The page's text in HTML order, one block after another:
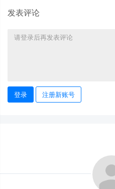
发表评论
登录 注册新账号